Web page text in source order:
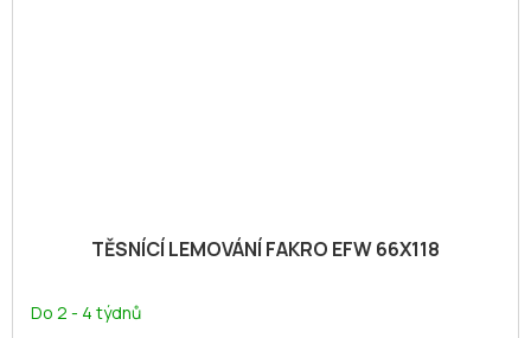
TĚSNÍCÍ LEMOVÁNÍ FAKRO EFW 66X118
Do 2 - 4 týdnů